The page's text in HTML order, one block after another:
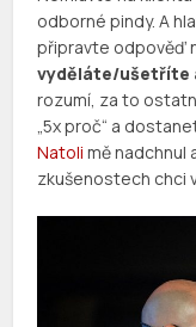
odborné pindy. A
připravte odpověď
vyděláte/ušetříte
rozumí, za to
„5x proč“ a
Natoli mě nadchnul
zkušenostech chci